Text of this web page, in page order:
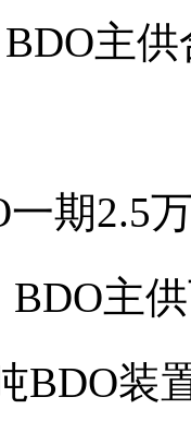
主
一期2.5
BDO主
BDO装